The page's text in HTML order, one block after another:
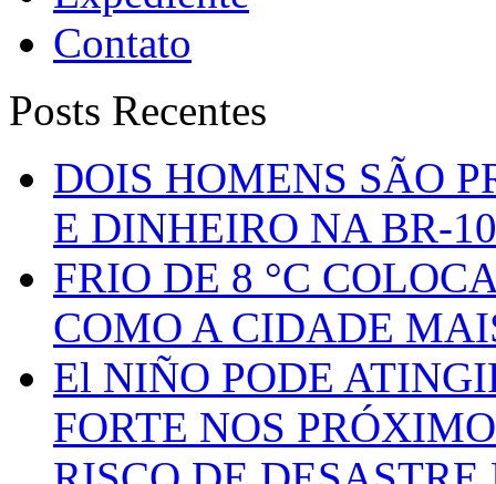
Contato
Posts Recentes
DOIS HOMENS SÃO
E DINHEIRO NA BR-
FRIO DE 8 °C
COMO A CIDADE
El NIÑO PODE
FORTE NOS